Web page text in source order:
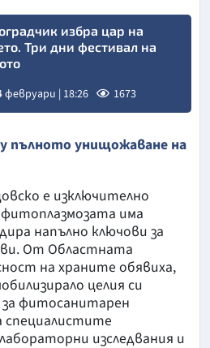
избра цар на
Три дни фестивал на
февруари | 18:26 1673
пълното унищожаване на
е изключително
има
напълно ключови за
От Областната
на храните обявиха,
целия си
фитосанитарен
изследвания и